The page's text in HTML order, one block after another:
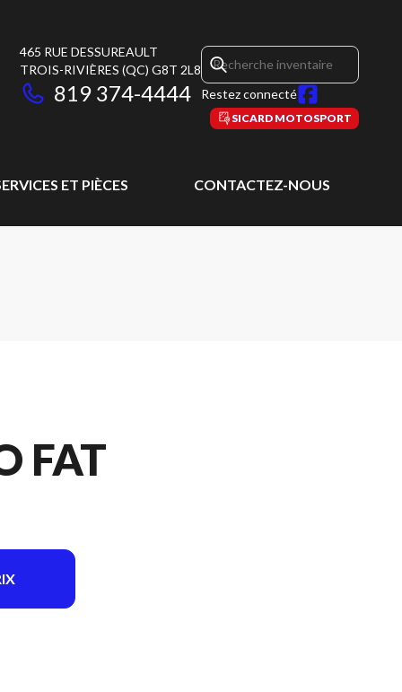
465 RUE DESSUREAULT
TROIS-RIVIÈRES (QC) G8T 2L8
819 374-4444 Restez connecté
SICARD MOTOSPORT
ET PIÈCES CONTACTEZ-NOUS
FAT